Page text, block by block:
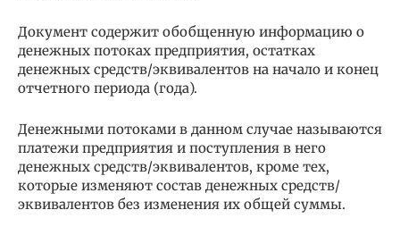
Документ содержит обобщенную информацию о
денежных потоках предприятия, остатках
денежных средств/эквивалентов на начало и конец
отчетного периода (года).
Денежными потоками в данном случае называются
платежи предприятия и поступления в него
денежных средств/эквивалентов, кроме тех,
которые изменяют состав денежных средств/
эквивалентов без изменения их общей суммы.